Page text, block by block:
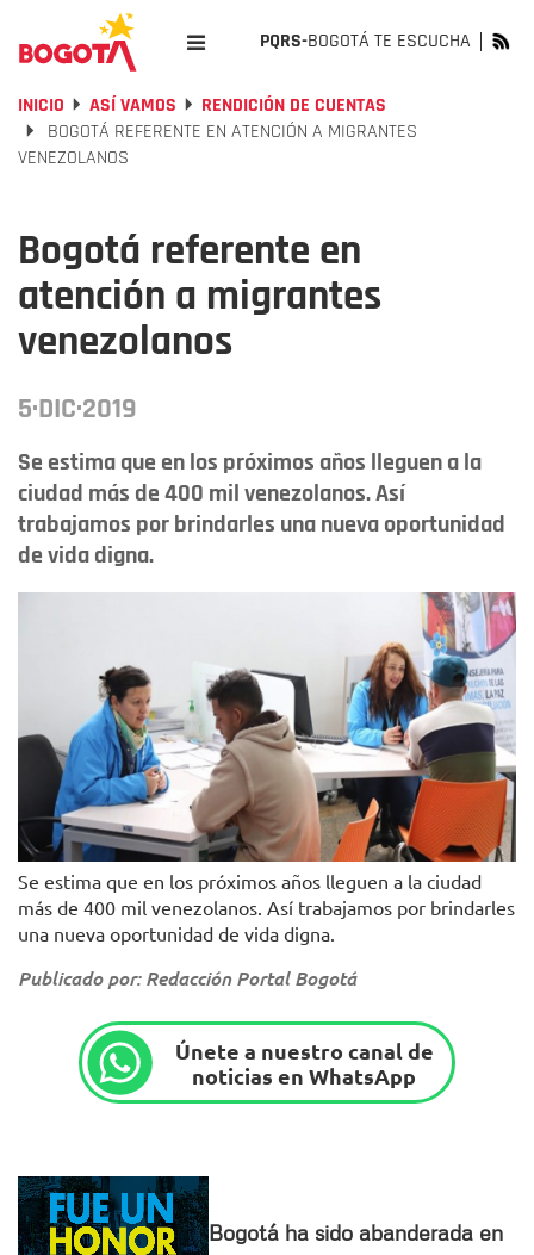
PQRS-BOGOTÁ TE ESCUCHA
INICIO ASÍ VAMOS
RENDICIÓN DE CUENTAS
BOGOTÁ REFERENTE EN ATENCIÓN A MIGRANTES
VENEZOLANOS
Bogotá referente en
atención a migrantes
venezolanos
5·DIC·2019
Se estima que en los próximos años lleguen a la
ciudad más de 400 mil venezolanos. Así
trabajamos por brindarles una nueva oportunidad
de vida digna.
Se estima que en los próximos años lleguen a la ciudad
más de 400 mil venezolanos. Así trabajamos por brindarles
una nueva oportunidad de vida digna.
Publicado por: Redacción Portal Bogotá
Únete a nuestro canal de
noticias en WhatsApp
Bogotá ha sido abanderada en